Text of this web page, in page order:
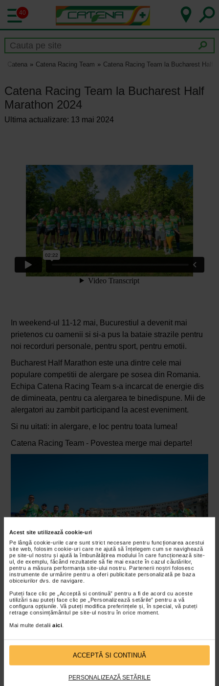
Acest site utilizează cookie-uri
Pe lângă cookie-urile care sunt strict necesare pentru funcționarea acestui
site web, folosim cookie-uri care ne ajută să înțelegem cum se navighează
pe site-ul nostru și ajută la îmbunătățirea modului în care funcționează site-
ul, de exemplu, făcând rezultatele să fie mai exacte în cazul căutărilor,
pentru a măsura performanța site-ului nostru. Partenerii noștri folosesc
instrumente de urmărire pentru a oferi publicitate personalizată pe baza
obiceiurilor dvs. de navigare.
Puteți face clic pe „Acceptă si continuă” pentru a fi de acord cu aceste
utilizări sau puteți face clic pe „Personalizează setările” pentru a vă
configura opțiunile. Vă puteți modifica preferințele și, în special, vă puteți
retrage consimțământul pe site-ul nostru în orice moment.
Mai multe detalii aici
ACCEPTĂ SI CONTINUĂ
PERSONALIZEAZĂ SETĂRILE
40
Catena Catena Racing Team Catena Racing Team la Bucharest Half
Catena Racing Team la Bucharest Half
Marathon 2024
Ultima actualizare: 13 mai 2024
In weekend-ul 11-12 mai, Bucurestiul a devenit mai
prietenos cu oamenii si si-a pus la bataie strazile pentru
noi recorduri personale, pentru sport, pentru emotii.
Bucharest Half Marathon este una dintre cele mai
populare competitii de alergare pe sosea din Romania.
Echipa Catena Racing Team s-a incarcat de energie dis
de dimineata, pentru ca alergarea te binedispune. Mii de
alergatori au zambit participand la acest eveniment.
Si nu uitati: in alergare, e loc pentru toata lumea!
Catena Racing Team - Povestea merge mai departe!